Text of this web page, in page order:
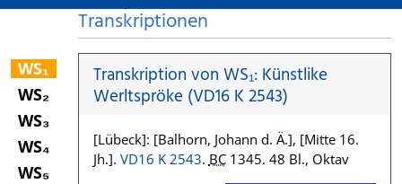
WS₁
WS₂
WS₃
WS₄
WS₅
Transkriptionen
Transkription von WS₁: Künstlike
Werltspröke (VD16 K 2543)
[Lübeck]: [Balhorn, Johann d. Ä.], [Mitte 16.
Jh.]. VD16 K 2543. BC1345. 48 Bl., Oktav